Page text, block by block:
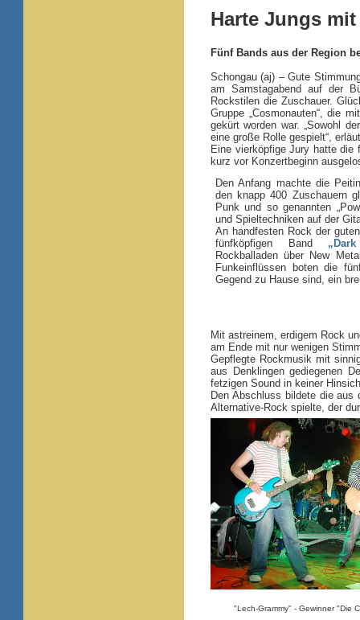
Harte Jungs
Fünf Bands aus der Region
Schongau (aj) – Gute
am Samstagabend auf der
Rockstilen die Zuschauer.
Gruppe „Cosmonauten“, die
gekürt worden war. „Sowohl
eine große Rolle gespielt“,
Eine vierköpfige Jury hatte die
kurz vor Konzertbeginn
Den Anfang machte die
den knapp 400 Zuschauern
Punk und so genannten
und Spieltechniken auf der
An handfesten Rock der
fünfköpfigen Band
Rockballaden über New
Funkeinflüssen boten die
Gegend zu Hause sind, ein
Mit astreinem, erdigem Rock
am Ende mit nur wenigen
Gepflegte Rockmusik mit
aus Denklingen gediegenen
fetzigen Sound in keiner
Den Abschluss bildete die
Alternative-Rock spielte, der
"Lech-Grammy" - Gewinner "Die